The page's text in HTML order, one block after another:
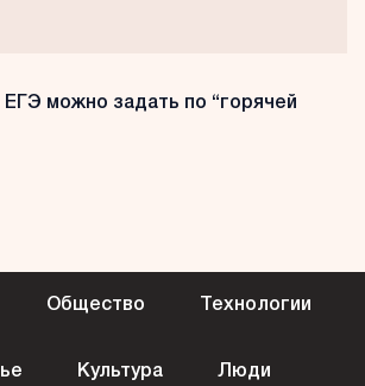
можно задать по “горячей
Общество Технологии
Культура Люди